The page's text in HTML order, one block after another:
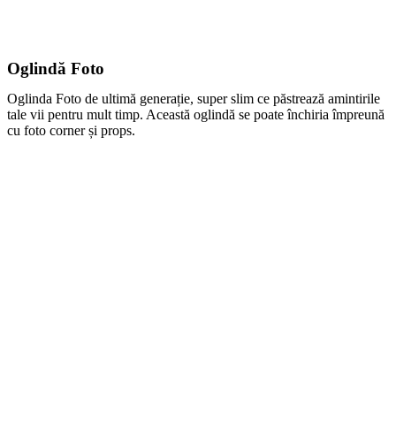
Oglindă Foto
Oglinda Foto de ultimă generație, super slim ce păstrează amintirile
tale vii pentru mult timp. Această oglindă se poate închiria împreună
cu foto corner și props.